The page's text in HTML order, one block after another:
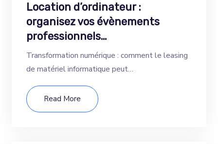
Location d’ordinateur :
organisez vos évènements
professionnels…
Transformation numérique : comment le leasing
de matériel informatique peut…
Read More